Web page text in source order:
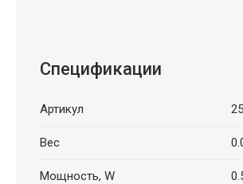
Спецификации
Артикул
Вес
Мощность, W